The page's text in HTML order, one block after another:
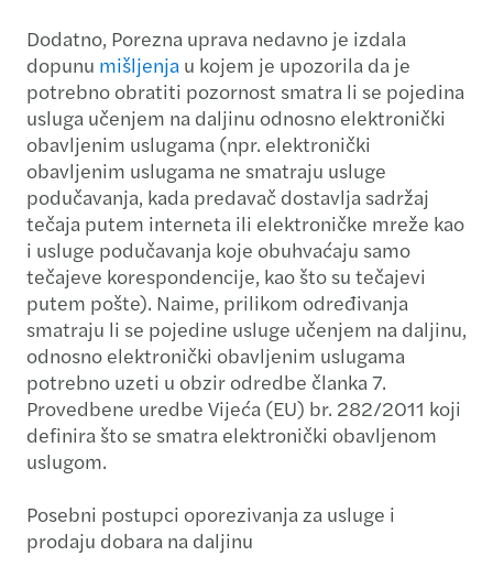
Dodatno, Porezna uprava nedavno je izdala
dopunu mišljenja u kojem je upozorila da je
potrebno obratiti pozornost smatra li se pojedina
usluga učenjem na daljinu odnosno elektronički
obavljenim uslugama (npr. elektronički
obavljenim uslugama ne smatraju usluge
podučavanja, kada predavač dostavlja sadržaj
tečaja putem interneta ili elektroničke mreže kao
i usluge podučavanja koje obuhvaćaju samo
tečajeve korespondencije, kao što su tečajevi
putem pošte). Naime, prilikom određivanja
smatraju li se pojedine usluge učenjem na daljinu,
odnosno elektronički obavljenim uslugama
potrebno uzeti u obzir odredbe članka 7.
Provedbene uredbe Vijeća (EU) br. 282/2011 koji
definira što se smatra elektronički obavljenom
uslugom.
Posebni postupci oporezivanja za usluge i
prodaju dobara na daljinu